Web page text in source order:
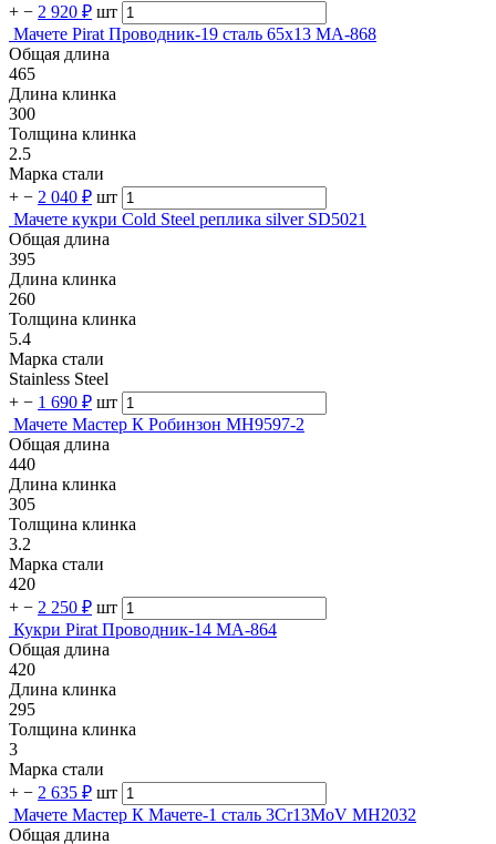
+ − 2 920 ₽ шт
Мачете Pirat Проводник-19 сталь 65х13 МА-868
Общая длина
465
Длина клинка
300
Толщина клинка
2.5
Марка стали
+ − 2 040 ₽ шт
Мачете кукри Cold Steel реплика silver SD5021
Общая длина
395
Длина клинка
260
Толщина клинка
5.4
Марка стали
Stainless Steel
+ − 1 690 ₽ шт
Мачете Мастер К Робинзон MH9597-2
Общая длина
440
Длина клинка
305
Толщина клинка
3.2
Марка стали
420
+ − 2 250 ₽ шт
Кукри Pirat Проводник-14 МА-864
Общая длина
420
Длина клинка
295
Толщина клинка
3
Марка стали
+ − 2 635 ₽ шт
Мачете Мастер К Мачете-1 сталь 3Cr13MoV MH2032
Общая длина